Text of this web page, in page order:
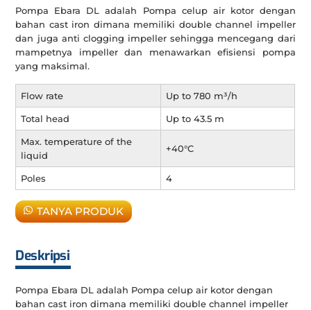
Pompa Ebara DL adalah Pompa celup air kotor dengan
bahan cast iron dimana memiliki double channel impeller
dan juga anti clogging impeller sehingga mencegang dari
mampetnya impeller dan menawarkan efisiensi pompa
yang maksimal.
Flow rate Up to 780 m³/h
Total head Up to 43.5 m
Max. temperature of the
liquid
+40°C
Poles 4
TANYA PRODUK
Deskripsi
Pompa Ebara DL adalah Pompa celup air kotor dengan
bahan cast iron dimana memiliki double channel impeller